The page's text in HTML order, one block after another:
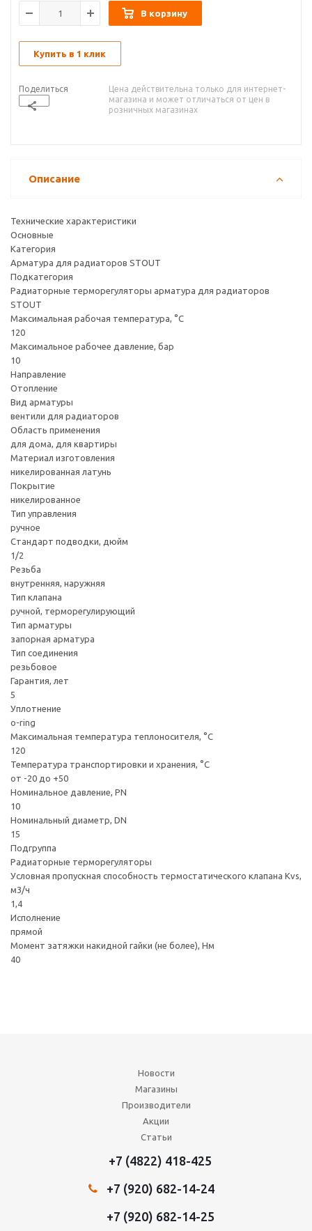
В корзину
Купить в 1 клик
Поделиться
Цена действительна только для интернет-
магазина и может отличаться от цен в
розничных магазинах
Описание
Технические характеристики
Основные
Категория
Арматура для радиаторов STOUT
Подкатегория
Радиаторные терморегуляторы арматура для радиаторов
STOUT
Максимальная рабочая температура, °С
120
Максимальное рабочее давление, бар
10
Направление
Отопление
Вид арматуры
вентили для радиаторов
Область применения
для дома, для квартиры
Материал изготовления
никелированная латунь
Покрытие
никелированное
Тип управления
ручное
Стандарт подводки, дюйм
1/2
Резьба
внутренняя, наружняя
Тип клапана
ручной, терморегулирующий
Тип арматуры
запорная арматура
Тип соединения
резьбовое
Гарантия, лет
5
Уплотнение
o-ring
Максимальная температура теплоносителя, °С
120
Температура транспортировки и хранения, °С
от -20 до +50
Номинальное давление, PN
10
Номинальный диаметр, DN
15
Подгруппа
Радиаторные терморегуляторы
Условная пропускная способность термостатического клапана Kvs,
м3/ч
1,4
Исполнение
прямой
Момент затяжки накидной гайки (не более), Нм
40
Новости
Магазины
Производители
Акции
Статьи
+7 (4822) 418-425
+7 (920) 682-14-24
+7 (920) 682-14-25